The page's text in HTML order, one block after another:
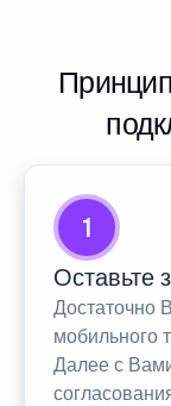
1
Оставьте
Достаточно
мобильного
Далее с